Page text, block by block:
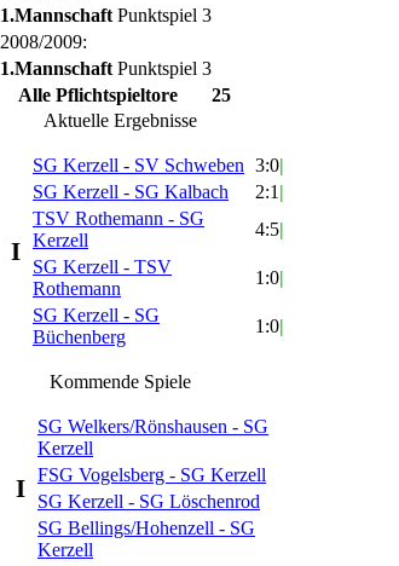
1.Mannschaft Punktspiel 3
2008/2009:
1.Mannschaft Punktspiel 3
Alle Pflichtspieltore
25
Aktuelle Ergebnisse
I
SG Kerzell - SV Schweben 3:0|
SG Kerzell - SG Kalbach
2:1 |
TSV Rothemann - SG
Kerzell
4:5|
SG Kerzell - TSV
Rothemann
1:0|
SG Kerzell - SG
Büchenberg
1:0|
Kommende Spiele
I
SG Welkers/Rönshausen - SG
Kerzell
FSG Vogelsberg - SG Kerzell
SG Kerzell - SG Löschenrod
SG Bellings/Hohenzell - SG
Kerzell